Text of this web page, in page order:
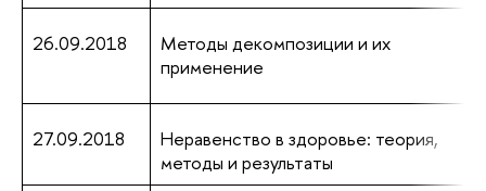
26.09.2018
Методы декомпозиции и их
применение
27.09.2018
Неравенство в здоровье: теория,
методы и результаты